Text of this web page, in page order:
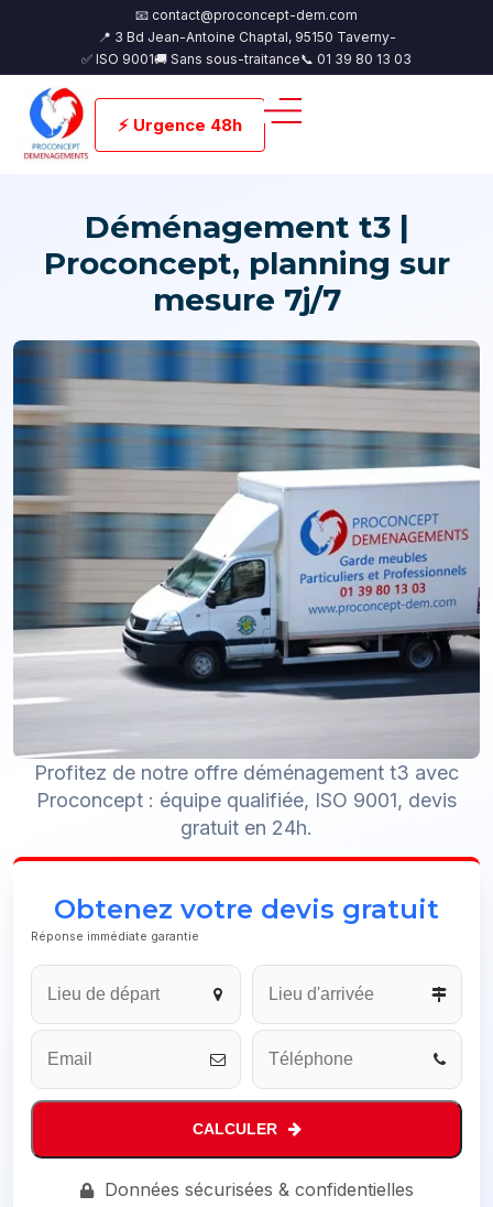
📧 contact@proconcept-dem.com
📍 3 Bd Jean-Antoine Chaptal, 95150 Taverny-
✅ ISO 9001🚚 Sans sous-traitance📞 01 39 80 13 03
⚡ Urgence 48h
Déménagement t3 |
Proconcept, planning sur
mesure 7j/7
Profitez de notre offre déménagement t3 avec
Proconcept : équipe qualifiée, ISO 9001, devis
gratuit en 24h.
Obtenez votre devis gratuit
Réponse immédiate garantie
Company
CALCULER
Données sécurisées & confidentielles